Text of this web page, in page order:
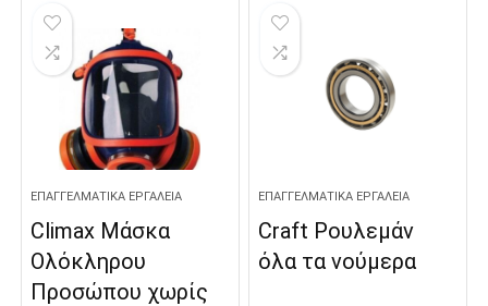
ΕΠΑΓΓΕΛΜΑΤΙΚΆ ΕΡΓΑΛΕΊΑ
Climax Μάσκα
Ολόκληρου
Προσώπου χωρίς
ΕΠΑΓΓΕΛΜΑΤΙΚΆ ΕΡΓΑΛΕΊΑ
Craft Ρουλεμάν
όλα τα νούμερα